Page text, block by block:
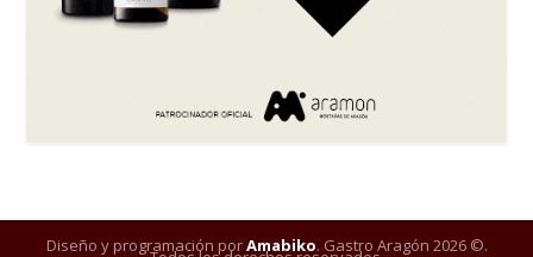
Diseño y programación porAmabiko. Gastro Aragón 2026 ©.